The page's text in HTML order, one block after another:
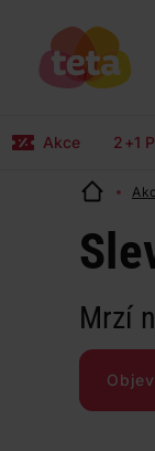
Akce 2+1
Mrzí